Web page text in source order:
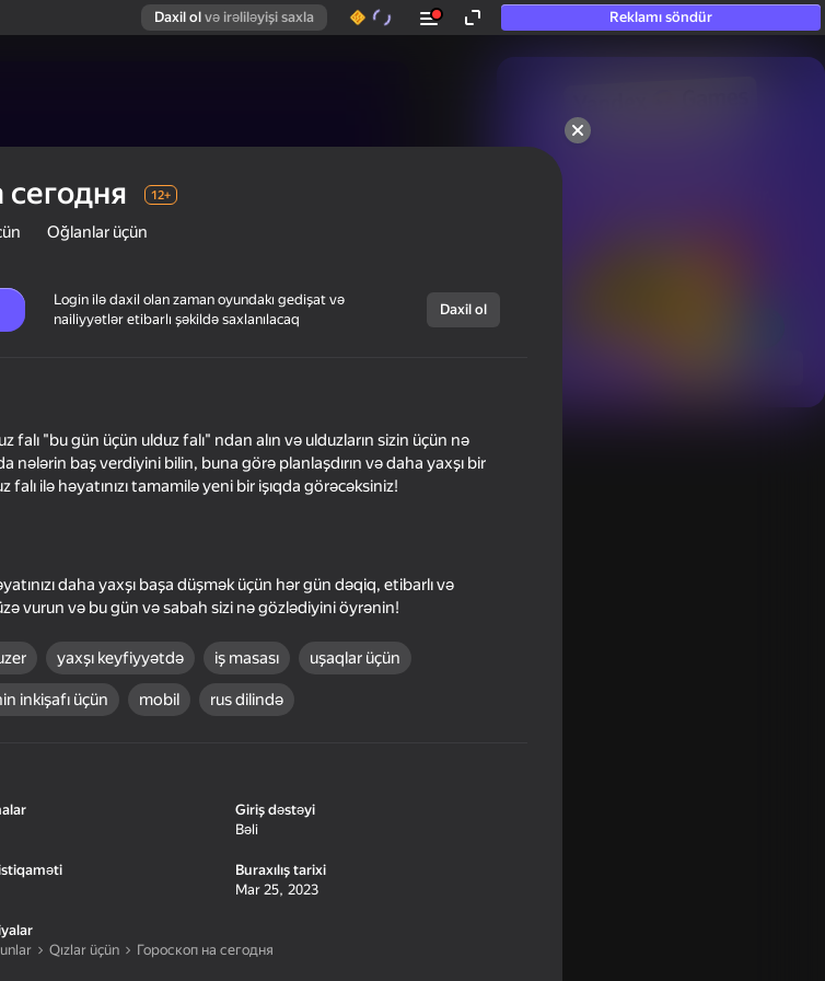
Daxil ol və irəliləyişi saxla Reklamı söndür
Evolution Do you want to be a millionaire?
46
сегодня 12+
Oğlanlar üçün
Login ilə daxil olan zaman oyundakı gedişat və
nailiyyətlər etibarlı şəkildə saxlanılacaq
Daxil ol
falı "bu gün üçün ulduz falı" ndan alın və ulduzların sizin üçün nə
nələrin baş verdiyini bilin, buna görə planlaşdırın və daha yaxşı bir
ilə həyatınızı tamamilə yeni bir işıqda görəcəksiniz!
daha yaxşı başa düşmək üçün hər gün dəqiq, etibarlı və
vurun və bu gün və sabah sizi nə gözlədiyini öyrənin!
yaxşı keyfiyyətdə iş masası uşaqlar üçün
inkişafı üçün mobil rus dilində
Giriş dəstəyi
Bəli
Buraxılış tarixi
Mar 25, 2023
Qızlar üçün Гороскоп на сегодня